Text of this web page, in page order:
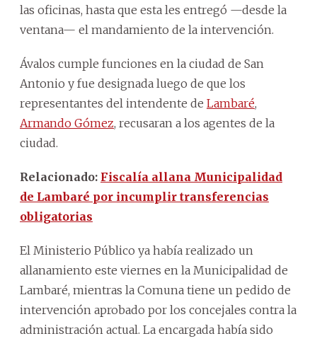
las oficinas, hasta que esta les entregó —desde la
ventana— el mandamiento de la intervención.
Ávalos cumple funciones en la ciudad de San
Antonio y fue designada luego de que los
representantes del intendente de Lambaré,
Armando Gómez, recusaran a los agentes de la
ciudad.
Relacionado: Fiscalía allana Municipalidad
de Lambaré por incumplir transferencias
obligatorias
El Ministerio Público ya había realizado un
allanamiento este viernes en la Municipalidad de
Lambaré, mientras la Comuna tiene un pedido de
intervención aprobado por los concejales contra la
administración actual. La encargada había sido